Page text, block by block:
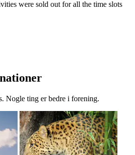
were sold out for all the time slots
Nogle ting er bedre i forening.